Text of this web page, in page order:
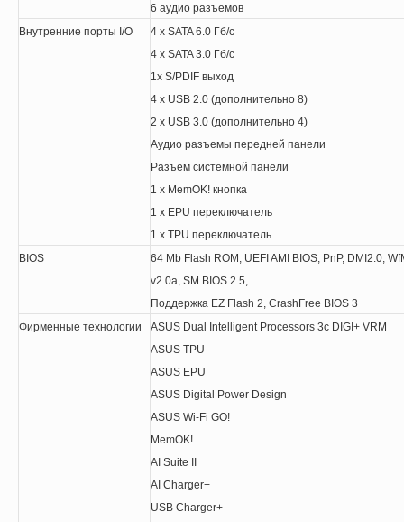
6 аудио разъемов
Внутренние порты I/O
4 х SATA 6.0 Гб/с
4 х SATA 3.0 Гб/с
1x S/PDIF выход
4 x USB 2.0 (дополнительно 8)
2 x USB 3.0 (дополнительно 4)
Аудио разъемы передней панели
Разъем системной панели
1 x MemOK! кнопка
1 x EPU переключатель
1 x TPU переключатель
BIOS
64 Mb Flash ROM, UEFI AMI BIOS, PnP, DMI2.0,
v2.0a, SM BIOS 2.5,
Поддержка EZ Flash 2, CrashFree BIOS 3
Фирменные технологии
ASUS Dual Intelligent Processors 3с DIGI+ VRM
ASUS TPU
ASUS EPU
ASUS Digital Power Design
ASUS Wi-Fi GO!
MemOK!
AI Suite II
AI Charger+
USB Charger+